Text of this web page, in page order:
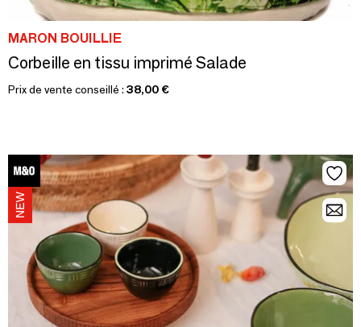
MARON BOUILLIE
Corbeille en tissu imprimé Salade
Prix de vente conseillé : 38,00 €